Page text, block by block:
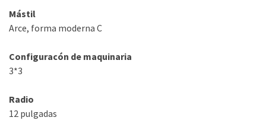
Mástil
Arce, forma moderna C
Configuracón de maquinaria
3*3
Radio
12 pulgadas